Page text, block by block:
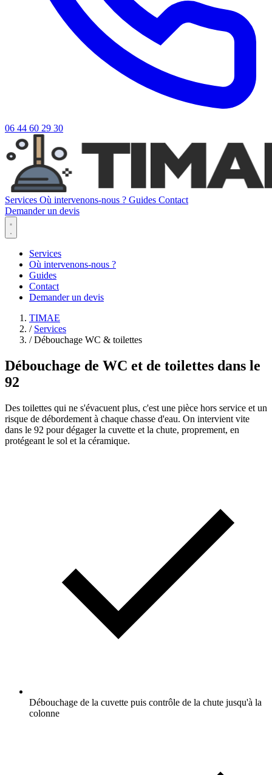
06 44 60 29 30
Services Où intervenons-nous ? Guides Contact
Demander un devis
Services
Où intervenons-nous ?
Guides
Contact
Demander un devis
TIMAE
/ Services
/ Débouchage WC & toilettes
Débouchage de WC et de toilettes dans le
92
Des toilettes qui ne s'évacuent plus, c'est une pièce hors service et un
risque de débordement à chaque chasse d'eau. On intervient vite
dans le 92 pour dégager la cuvette et la chute, proprement, en
protégeant le sol et la céramique.
Débouchage de la cuvette puis contrôle de la chute jusqu'à la
colonne